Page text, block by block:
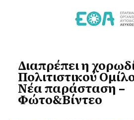
Διαπρέπει η
Πολιτιστικού
Νέα παράσταση –
Φώτο&Βίντεο